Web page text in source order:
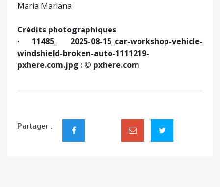
Maria Mariana
Crédits photographiques
· 11485_ 2025-08-15_car-workshop-vehicle-
windshield-broken-auto-1111219-
pxhere.com.jpg : © pxhere.com
Partager :